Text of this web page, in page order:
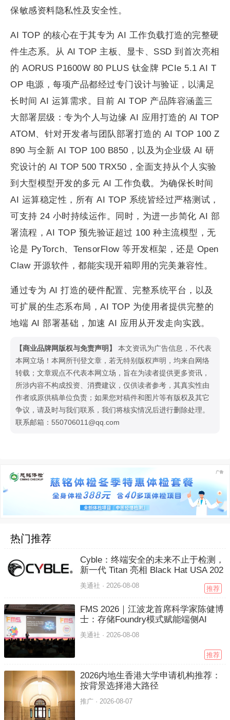
保敏感资料隐私性及安全性。
AI TOP 的核心在于其专为 AI 工作负载打造的完整硬
件生态系。从 AI TOP 主板、显卡、SSD 到首次亮相
的 AORUS P1600W 80 PLUS 钛金牌 PCIe 5.1 AI T
OP 电源，每项产品都经过专门设计与验证，以满足
长时间 AI 运算需求。目前 AI TOP 产品阵容涵盖三
大部署层级：专为个人与边缘 AI 应用打造的 AI TOP
ATOM、针对开发者与团队部署打造的 AI TOP 100 Z
890 与全新 AI TOP 100 B850，以及为企业级 AI 研
究设计的 AI TOP 500 TRX50，全面支持从个人实验
到大型模型开发的多元 AI 工作负载。为确保长时间
AI 运算稳定性，所有 AI TOP 系统皆经过严格测试，
可支持 24 小时持续运作。同时，为进一步简化 AI 部
署流程，AI TOP 预先验证超过 100 种主流模型，无
论是 PyTorch、TensorFlow 等开发框架，还是 Open
Claw 开源软件，都能实现开箱即用的完美兼容性。
通过专为 AI 打造的硬件配置、完整系统平台，以及
可扩展的生态系布局，AI TOP 为使用者提供完整的
地端 AI 部署基础，加速 AI 应用从开发走向实践。
【商业品牌网版权与免责声明】
本文资讯为广告信息，不代表
本网立场！本网所刊登文章，若无特别版权声明，均来自网络
转载；文章观点不代表本网立场，旨在为读者提供更多资讯，
所涉内容不构成投资、消费建议，仅供读者参考，其真实性由
作者或原供稿单位负责；如果您对稿件和图片等有版权及其它
争议，请及时与我们联系，我们将核实情况后进行删除处理。
联系邮箱：550706011@qq.com
热门推荐
Cyble：终端安全的未来不止于检测，
新一代 Titan 亮相 Black Hat USA 202
6
美通社 ·2026-08-08 推荐
FMS 2026｜江波龙首席科学家陈健博
士：存储Foundry模式赋能端侧AI
美通社 ·2026-08-08
推荐
2026内地生香港大学申请机构推荐：
按背景选择港大路径
推广 ·2026-08-07